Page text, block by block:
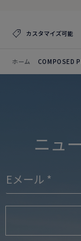
カスタマイズ可能
ホーム COMPOSED
ニュ